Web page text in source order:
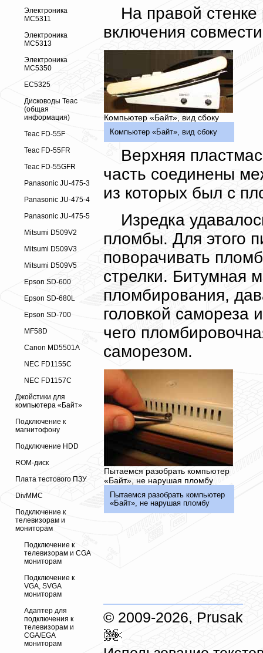
Электроника
МС5311
Электроника
МС5313
Электроника
МС5350
ЕС5325
Дисководы Teac
(общая
информация)
Teac FD-55F
Teac FD-55FR
Teac FD-55GFR
Panasonic JU-475-3
Panasonic JU-475-4
Panasonic JU-475-5
Mitsumi D509V2
Mitsumi D509V3
Mitsumi D509V5
Epson SD-600
Epson SD-680L
Epson SD-700
MF58D
Canon MD5501A
NEC FD1155C
NEC FD1157C
Джойстики для
компьютера «Байт»
Подключение к
магнитофону
Подключение HDD
ROM-диск
Плата тестового ПЗУ
DivMMC
Подключение к
телевизорам и
мониторам
Подключение к
телевизорам и CGA
мониторам
Подключение к
VGA, SVGA
мониторам
Адаптер для
подключения к
телевизорам и
CGA/EGA
мониторам
На правой стенке
включения
Компьютер «Байт», вид сбоку
Компьютер «Байт», вид сбоку
Верхняя
часть соединены
из которых был с
Изредка
пломбы. Для этого
поворачивать
стрелки. Битумная
пломбирования,
головкой самореза
чего
саморезом.
Пытаемся разобрать компьютер
«Байт», не нарушая пломбу
Пытаемся разобрать компьютер
«Байт», не нарушая пломбу
© 2009-2026, Prusak